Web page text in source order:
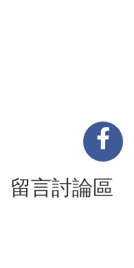
留言討論區